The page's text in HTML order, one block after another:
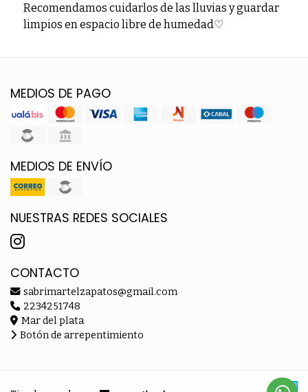
Recomendamos cuidarlos de las lluvias y guardar
limpios en espacio libre de humedad♡
MEDIOS DE PAGO
MEDIOS DE ENVÍO
NUESTRAS REDES SOCIALES
CONTACTO
sabrimartelzapatos@gmail.com
2234251748
Mar del plata
Botón de arrepentimiento